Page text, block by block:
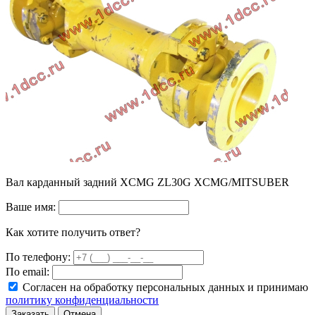
Вал карданный задний XCMG ZL30G XCMG/MITSUBER
Ваше имя:
Как хотите получить ответ?
По телефону:
По email:
Согласен на обработку персональных данных и принимаю
политику конфиденциальности